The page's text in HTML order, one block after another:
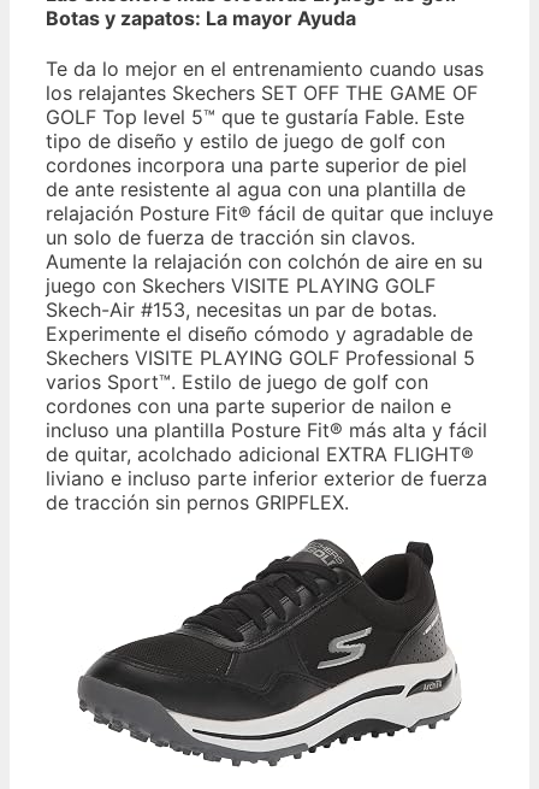
Botas y zapatos: La mayor Ayuda
Te da lo mejor en el entrenamiento cuando usas
los relajantes Skechers SET OFF THE GAME OF
GOLF Top level 5™ que te gustaría Fable. Este
tipo de diseño y estilo de juego de golf con
cordones incorpora una parte superior de piel
de ante resistente al agua con una plantilla de
relajación Posture Fit® fácil de quitar que incluye
un solo de fuerza de tracción sin clavos.
Aumente la relajación con colchón de aire en su
juego con Skechers VISITE PLAYING GOLF
Skech-Air #153, necesitas un par de botas.
Experimente el diseño cómodo y agradable de
Skechers VISITE PLAYING GOLF Professional 5
varios Sport™. Estilo de juego de golf con
cordones con una parte superior de nailon e
incluso una plantilla Posture Fit® más alta y fácil
de quitar, acolchado adicional EXTRA FLIGHT®
liviano e incluso parte inferior exterior de fuerza
de tracción sin pernos GRIPFLEX.